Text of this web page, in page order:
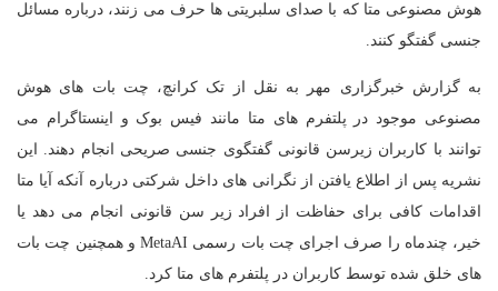
هوش مصنوعی متا که با صدای سلبریتی ها حرف می زنند، درباره مسائل
جنسی گفتگو کنند.
به گزارش خبرگزاری مهر به نقل از تک کرانچ، چت بات های هوش
مصنوعی موجود در پلتفرم های متا مانند فیس بوک و اینستاگرام می
توانند با کاربران زیرسن قانونی گفتگوی جنسی صریحی انجام دهند. این
نشریه پس از اطلاع یافتن از نگرانی های داخل شرکتی درباره آنکه آیا متا
اقدامات کافی برای حفاظت از افراد زیر سن قانونی انجام می دهد یا
خیر، چندماه را صرف اجرای چت بات رسمی MetaAI و همچنین چت بات
های خلق شده توسط کاربران در پلتفرم های متا کرد.